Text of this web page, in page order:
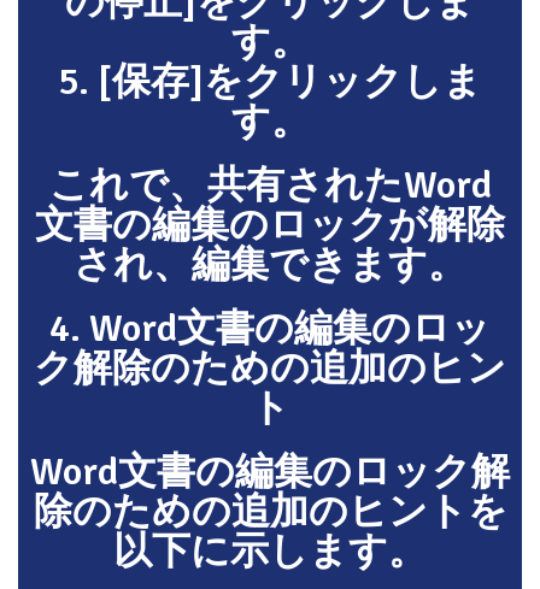
す。
5. [保存]をクリックしま
す。
これで、共有されたWord
文書の編集のロックが解除
され、編集できます。
4. Word文書の編集のロッ
ク解除のための追加のヒン
ト
Word文書の編集のロック解
除のための追加のヒントを
以下に示します。